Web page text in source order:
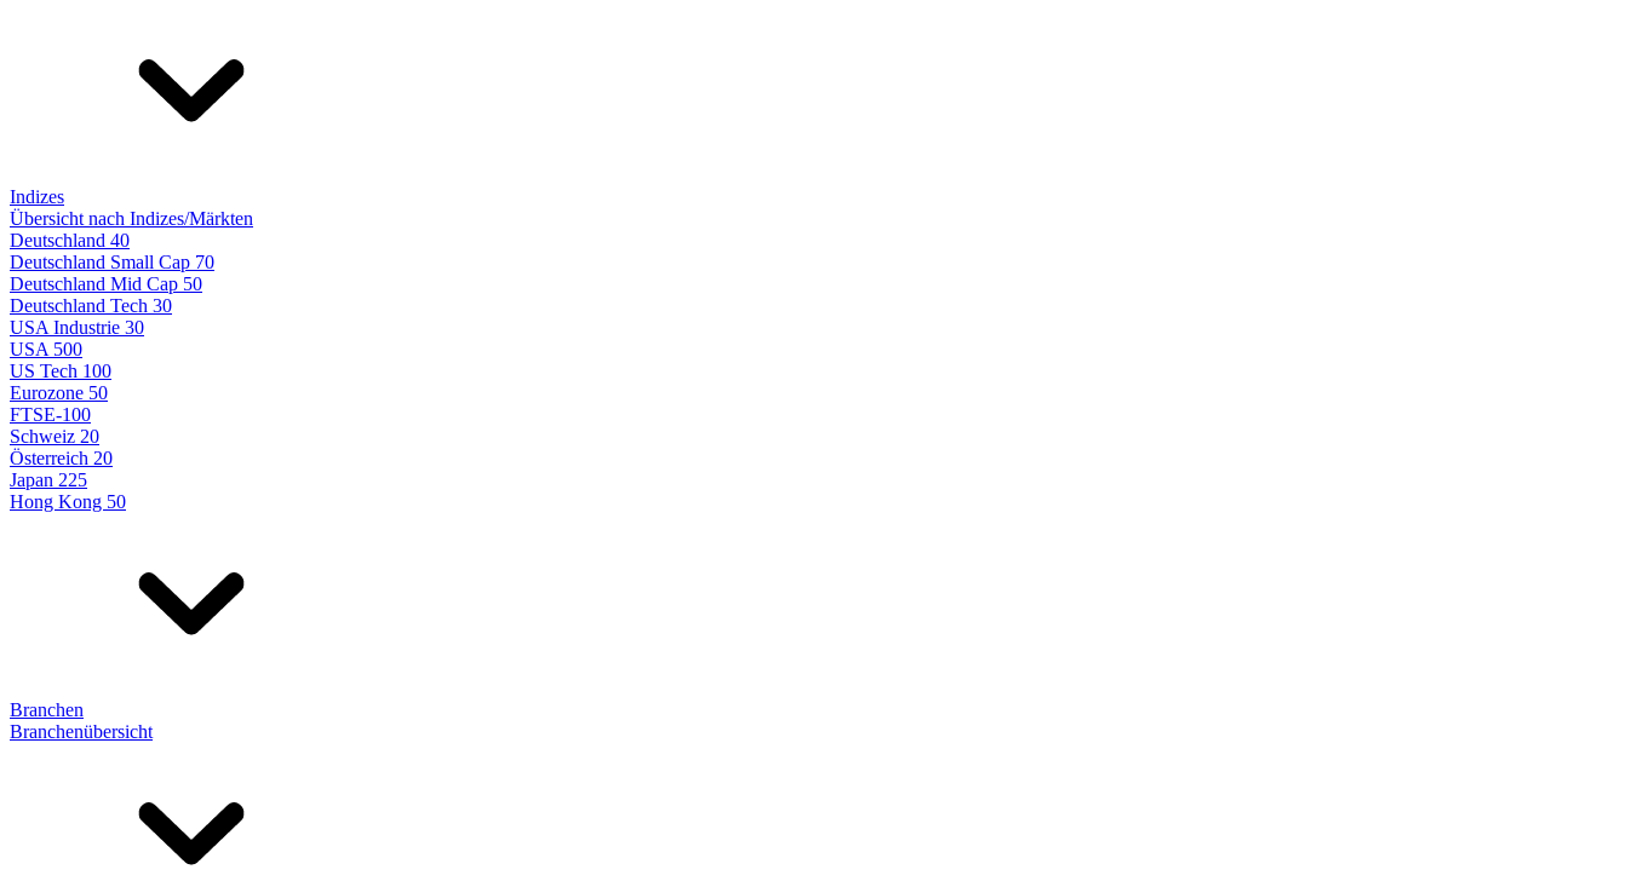
Indizes
Übersicht nach Indizes/Märkten
Deutschland 40
Deutschland Small Cap 70
Deutschland Mid Cap 50
Deutschland Tech 30
USA Industrie 30
USA 500
US Tech 100
Eurozone 50
FTSE-100
Schweiz 20
Österreich 20
Japan 225
Hong Kong 50
Branchen
Branchenübersicht